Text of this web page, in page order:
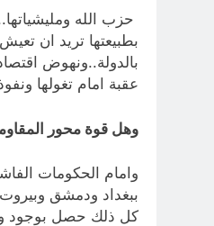
حزب الله
بطبيعتها تريد ان
بالدولة..ونهوض
عقبة امام تغولها
وهل قوة محور
وامام الحكومات
ببغداد ودمشق
كل ذلك حصل بوجود